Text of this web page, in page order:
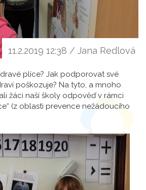
11.2.2019 12:38 / Jana Redlová
plíce? Jak podporovat své
poškozuje? Na tyto, a mnoho
žáci naší školy odpověď v rámci
(z oblasti prevence nežádoucího